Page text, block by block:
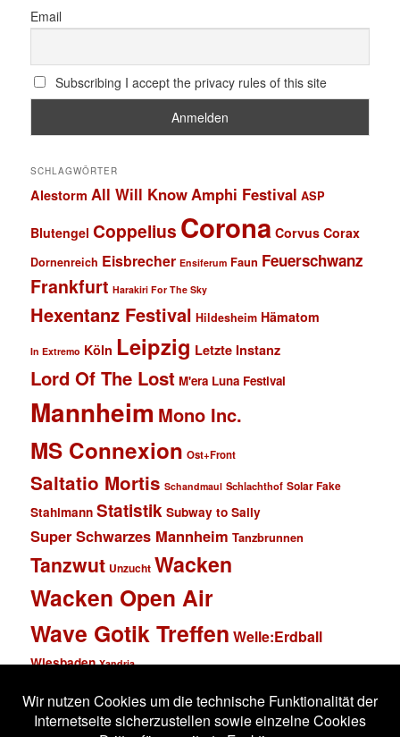
Email
Subscribing I accept the privacy rules of this site
SCHLAGWÖRTER
Alestorm All Will KnowAmphi Festival ASP
Blutengel Coppelius Corona Corvus Corax
Dornenreich Eisbrecher Ensiferum Faun Feuerschwanz
Frankfurt Harakiri For The Sky
Hexentanz Festival Hildesheim Hämatom
In Extremo Köln Leipzig Letzte Instanz
Lord Of The Lost M'era Luna Festival
Mannheim Mono Inc.
MS Connexion Ost+Front
Saltatio Mortis Schandmaul Schlachthof Solar Fake
Stahlmann Statistik Subway to Sally
Super Schwarzes Mannheim Tanzbrunnen
Tanzwut Unzucht Wacken
Wacken Open Air
Wave Gotik Treffen Welle:Erdball
Wiesbaden Xandria
Impressum